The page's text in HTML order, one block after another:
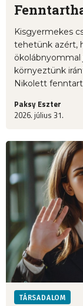
Kisgyermekes
tehetünk azért,
ökolábnyommal
környeztünk
Nikolett
Paksy Eszter
2026. július 31.
TÁRSADALOM